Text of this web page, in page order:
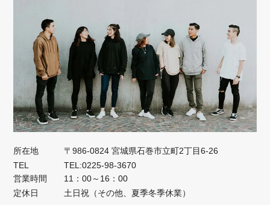
所在地
〒986-0824 宮城県石巻市立町2丁目6-26
TEL
TEL:0225-98-3670
営業時間
11：00～16：00
定休日
土日祝（その他、夏季冬季休業）